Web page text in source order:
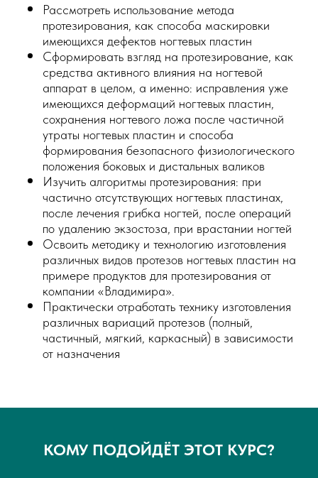
Рассмотреть использование метода
протезирования, как способа маскировки
имеющихся дефектов ногтевых пластин
Сформировать взгляд на протезирование, как
средства активного влияния на ногтевой
аппарат в целом, а именно: исправления уже
имеющихся деформаций ногтевых пластин,
сохранения ногтевого ложа после частичной
утраты ногтевых пластин и способа
формирования безопасного физиологического
положения боковых и дистальных валиков
Изучить алгоритмы протезирования: при
частично отсутствующих ногтевых пластинах,
после лечения грибка ногтей, после операций
по удалению экзостоза, при врастании ногтей
Освоить методику и технологию изготовления
различных видов протезов ногтевых пластин на
примере продуктов для протезирования от
компании «Владимира».
Практически отработать технику изготовления
различных вариаций протезов (полный,
частичный, мягкий, каркасный) в зависимости
от назначения
КОМУ ПОДОЙДЁТ ЭТОТ КУРС?​